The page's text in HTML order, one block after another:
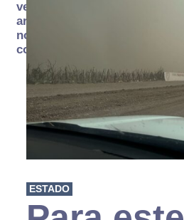
verdad
arde… pero
no se
consume
ESTADO